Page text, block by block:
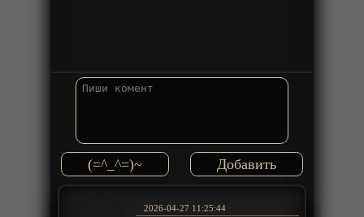
(=^_^=)~
2026-04-27 11:25:44